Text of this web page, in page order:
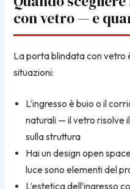
con vetro — e
La porta blindata con vetro
situazioni:
L’ingresso è buio o il
naturali — il vetro risolve
sulla struttura
Hai un design open
luce sono elementi del
L’estetica dell’ingresso